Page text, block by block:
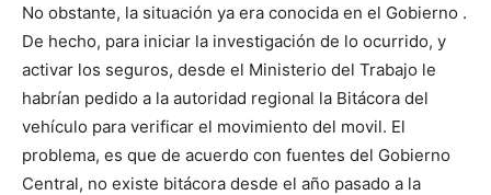
No obstante, la situación ya era conocida en el Gobierno .
De hecho, para iniciar la investigación de lo ocurrido, y
activar los seguros, desde el Ministerio del Trabajo le
habrían pedido a la autoridad regional la Bitácora del
vehículo para verificar el movimiento del movil. El
problema, es que de acuerdo con fuentes del Gobierno
Central, no existe bitácora desde el año pasado a la